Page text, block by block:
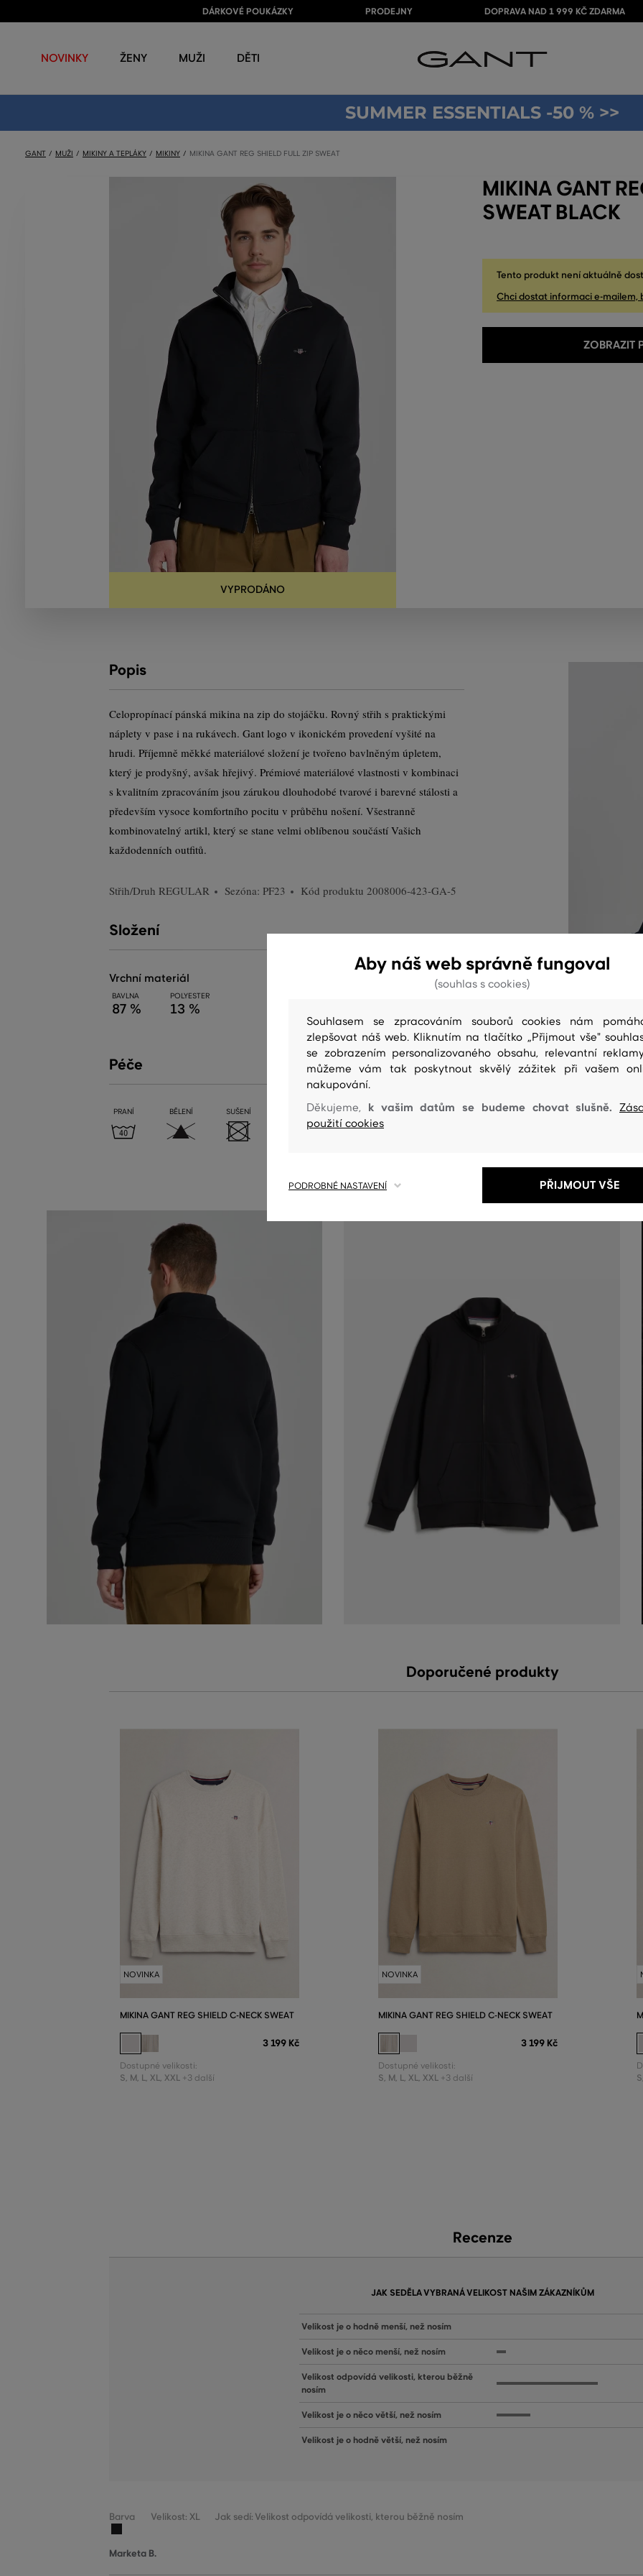
DÁRKOVÉ POUKÁZKY PRODEJNY DOPRAVA NAD 1 999 KČ ZDARMA
NOVINKY ŽENY MUŽI DĚTI
SUMMER ESSENTIALS -50 % >>
GANT MUŽI MIKINY A TEPLÁKY MIKINY MIKINA GANT REG SHIELD FULL ZIP SWEAT
VYPRODÁNO
MIKINA GANT
SWEAT BLACK
Tento produkt není aktuálně
Chci dostat informaci e-mailem,
ZOBRAZIT
Popis
Celopropínací pánská mikina na zip do stojáčku. Rovný střih s praktickými
náplety v pase i na rukávech. Gant logo v ikonickém provedení vyšité na
hrudi. Příjemně měkké materiálové složení je tvořeno bavlněným úpletem,
který je prodyšný, avšak hřejivý. Prémiové materiálové vlastnosti v kombinaci
s kvalitním zpracováním jsou zárukou dlouhodobé tvarové i barevné stálosti a
především vysoce komfortního pocitu v průběhu nošení. Všestranně
kombinovatelný artikl, který se stane velmi oblíbenou součástí Vašich
každodenních outfitů.
Střih/Druh REGULAR Sezóna: PF23 Kód produktu 2008006-423-GA-5
Složení
vrchní materiál
BAVLNA
87 %
POLYESTER
13 %
Péče
PRANÍ BĚLENÍ SUŠENÍ ŽEHLENÍ ČIŠTENÍ
Doporučené produkty
NOVINKA
MIKINA GANT REG SHIELD C-NECK SWEAT
3 199 Kč
Dostupné velikosti:
S, M, L, XL, XXL +3 další
NOVINKA
MIKINA GANT REG SHIELD C-NECK SWEAT
3 199 Kč
Dostupné velikosti:
S, M, L, XL, XXL +3 další S
Recenze
JAK SEDĚLA VYBRANÁ VELIKOST NAŠIM ZÁKAZNÍKŮM
Velikost je o hodně menší, než nosím
Velikost je o něco menší, než nosím
Velikost odpovídá velikosti, kterou běžně
nosím
Velikost je o něco větší, než nosím
Velikost je o hodně větší, než nosím
Barva Velikost: XL Jak sedí: Velikost odpovídá velikosti, kterou běžně nosím
Marketa B.
Aby náš web správně fungoval
(souhlas s cookies)
Souhlasem se zpracováním souborů cookies nám
zlepšovat náš web. Kliknutím na tlačítko „Přijmout vše"
se zobrazením personalizovaného obsahu, relevantní
můžeme vám tak poskytnout skvělý zážitek při vašem
nakupování.
Děkujeme, k vašim datům se budeme chovat slušně.
použití cookies
PODROBNÉ NASTAVENÍ PŘIJMOUT VŠE